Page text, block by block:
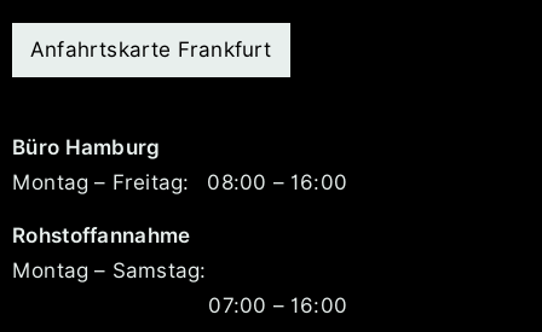
Anfahrtskarte Frankfurt
Büro Hamburg
Montag – Freitag:
08:00 – 16:00
Rohstoffannahme
Montag – Samstag:
07:00 – 16:00